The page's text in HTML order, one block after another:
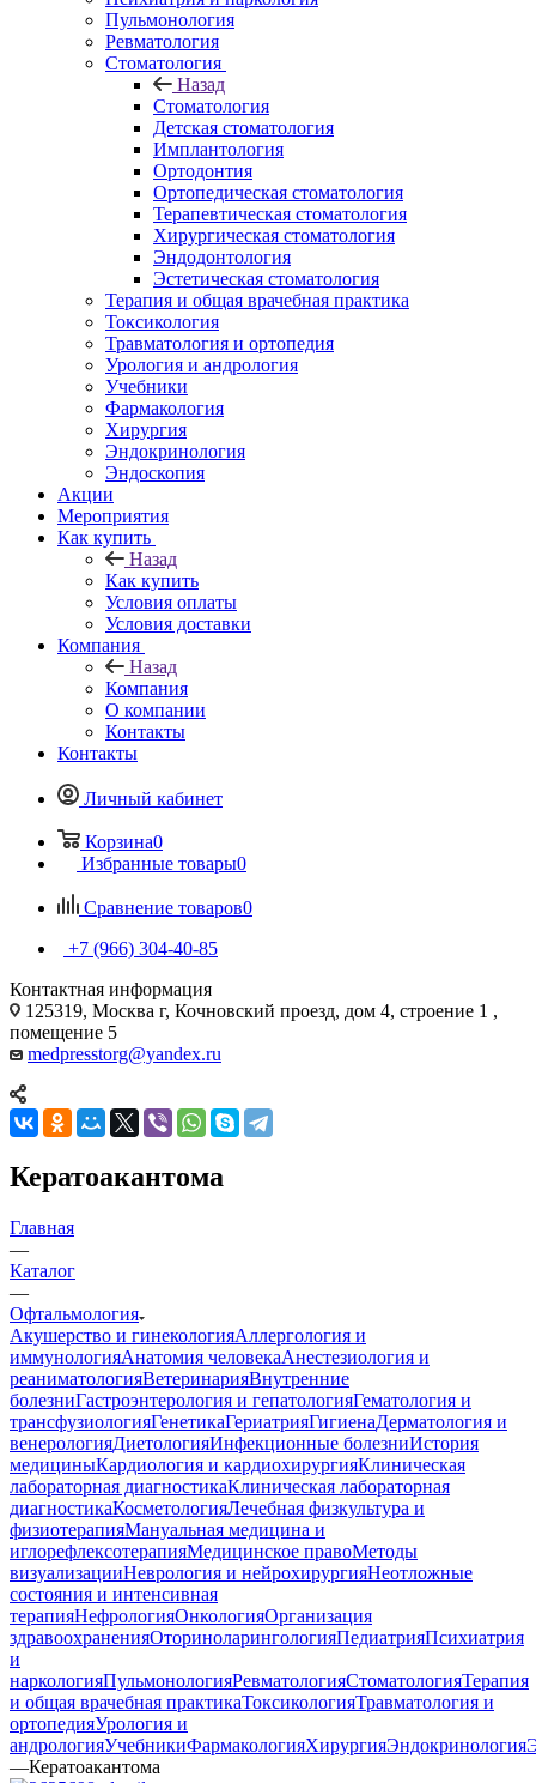
Пульмонология
Ревматология
Стоматология
Назад
Стоматология
Детская стоматология
Имплантология
Ортодонтия
Ортопедическая стоматология
Терапевтическая стоматология
Хирургическая стоматология
Эндодонтология
Эстетическая стоматология
Терапия и общая врачебная практика
Токсикология
Травматология и ортопедия
Урология и андрология
Учебники
Фармакология
Хирургия
Эндокринология
Эндоскопия
Акции
Мероприятия
Как купить
Назад
Как купить
Условия оплаты
Условия доставки
Компания
Назад
Компания
О компании
Контакты
Контакты
Личный кабинет
Корзина0
Избранные товары0
Сравнение товаров0
+7 (966) 304-40-85
Контактная информация
125319, Москва г, Кочновский проезд, дом 4, строение 1 ,
помещение 5
medpresstorg@yandex.ru
Кератоакантома
Главная
—
Каталог
—
Офтальмология
Акушерство и гинекологияАллергология и
иммунологияАнатомия человекаАнестезиология и
реаниматологияВетеринарияВнутренние
болезниГастроэнтерология и гепатологияГематология и
трансфузиологияГенетикаГериатрияГигиенаДерматология и
венерологияДиетологияИнфекционные болезниИстория
медициныКардиология и кардиохирургияКлиническая
лабораторная диагностикаКлиническая лабораторная
диагностикаКосметологияЛечебная физкультура и
физиотерапияМануальная медицина и
иглорефлексотерапияМедицинское правоМетоды
визуализацииНеврология и нейрохирургияНеотложные
состояния и интенсивная
терапияНефрологияОнкологияОрганизация
здравоохраненияОториноларингологияПедиатрияПсихиатрия
и
наркологияПульмонологияРевматологияСтоматологияТерапия
и общая врачебная практикаТоксикологияТравматология и
ортопедияУрология и
андрологияУчебникиФармакологияХирургияЭндокринология
—Кератоакантома